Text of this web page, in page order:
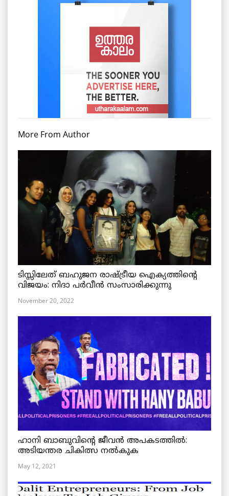
More From Author
ടിസ്സിലേത് ബഹുജന രാഷ്ട്രീയ ഐക്യത്തിന്റെ
വിജയം: നിദാ പർവീൻ സംസാരിക്കുന്നു
November 20, 2022
ഹാനി ബാബുവിന്റെ ജീവൻ അപകടത്തിൽ:
അടിയന്തര ചികിത്സ നൽകുക
May 12, 2021